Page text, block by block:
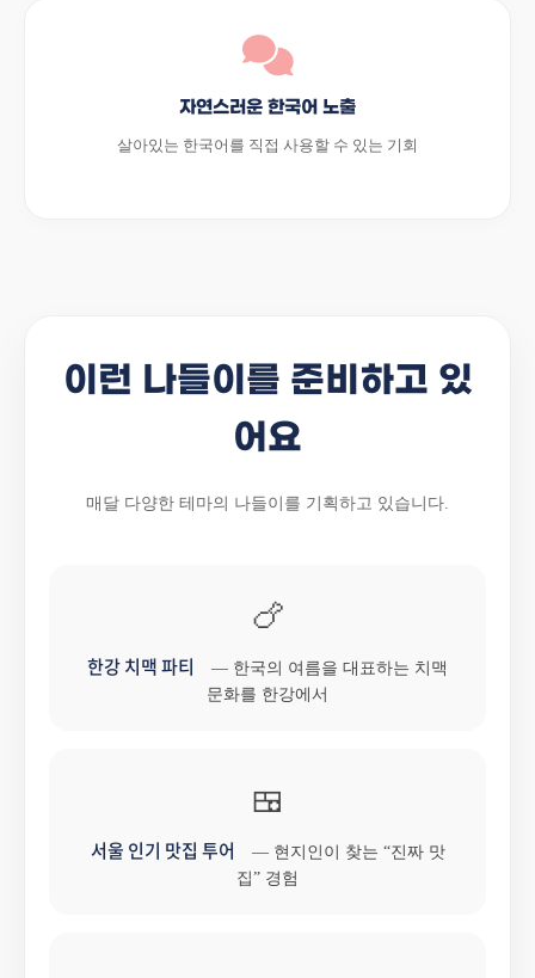
자연스러운 한국어 노출
살아있는 한국어를 직접 사용할 수 있는 기회
이런 나들이를 준비하고 있
어요
매달 다양한 테마의 나들이를 기획하고 있습니다.
🍗
한강 치맥 파티
— 한국의 여름을 대표하는 치맥
문화를 한강에서
🍱
서울 인기 맛집 투어
— 현지인이 찾는 “진짜 맛
집” 경험